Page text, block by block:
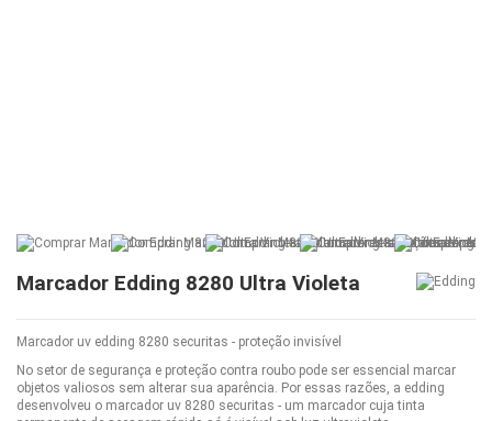
Marcador Edding 8280 Ultra Violeta
Marcador uv edding 8280 securitas - proteção invisível
No setor de segurança e proteção contra roubo pode ser essencial marcar
objetos valiosos sem alterar sua aparência. Por essas razões, a edding
desenvolveu o marcador uv 8280 securitas - um marcador cuja tinta